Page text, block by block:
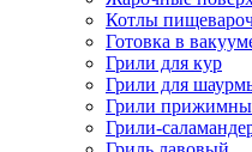
Котлы
Готовка в
Грили для кур
Грили для
Грили
Грили-